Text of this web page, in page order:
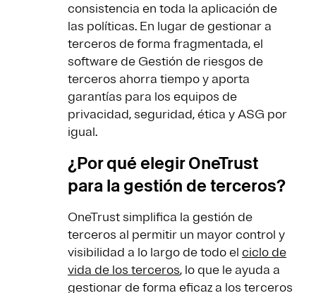
consistencia en toda la aplicación de
las políticas. En lugar de gestionar a
terceros de forma fragmentada, el
software de Gestión de riesgos de
terceros ahorra tiempo y aporta
garantías para los equipos de
privacidad, seguridad, ética y ASG por
igual.
¿Por qué elegir OneTrust
para la gestión de terceros?
OneTrust simplifica la gestión de
terceros al permitir un mayor control y
visibilidad a lo largo de todo el ciclo de
vida de los terceros, lo que le ayuda a
gestionar de forma eficaz a los terceros